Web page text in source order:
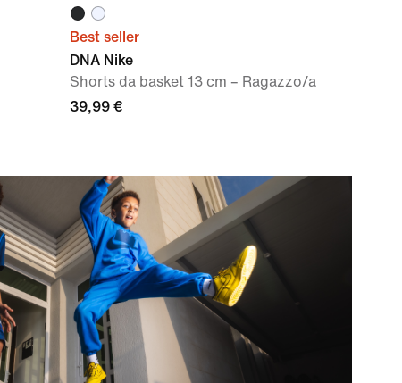
Best seller
DNA Nike
Shorts da basket 13 cm – Ragazzo/a
39,99 €